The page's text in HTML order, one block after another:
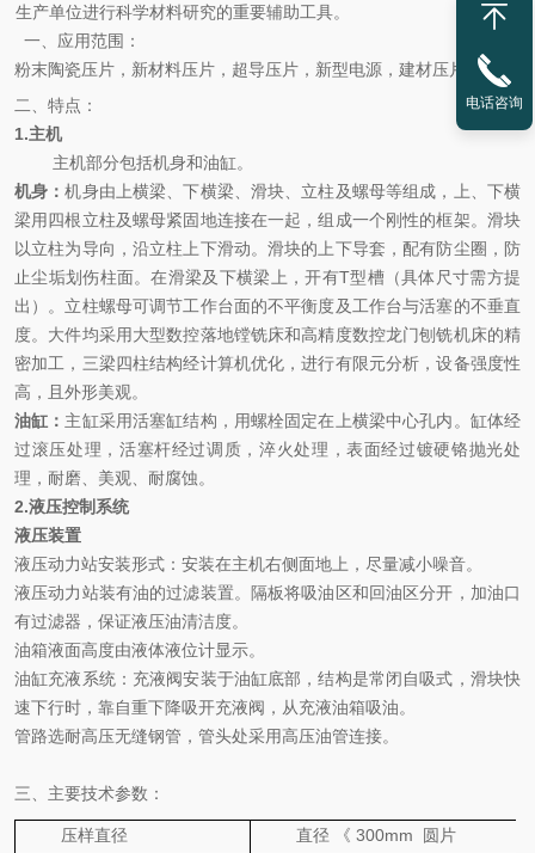
生产单位进行科学材料研究的重要辅助工具。
一、应用范围：
粉末陶瓷压片，新材料压片，超导压片，新型电源，建材压片
二、特点：
1.主机
主机部分包括机身和油缸。
机身 ：机身由上横梁、下横梁、滑块、立柱及螺母等组成，上、下横
梁用四根立柱及螺母紧固地连接在一起，组成一个刚性的框架。滑块
以立柱为导向，沿立柱上下滑动。滑块的上下导套，配有防尘圈，防
止尘垢划伤柱面。在滑梁及下横梁上，开有T型槽（具体尺寸需方提
出）。立柱螺母可调节工作台面的不平衡度及工作台与活塞的不垂直
度。 大件均采用大型数控落地镗铣床和高精度数控龙门刨铣机床的精
密加工，三梁四柱结构经计算机优化，进行有限元分析，设备强度性
高，且外形美观。
油缸 ： 主缸采用活塞缸结构，用螺栓固定在上横梁中心孔内。 缸体经
过滚压处理，活塞杆经过调质，淬火处理，表面经过镀硬铬抛光处
理，耐磨、美观、耐腐蚀。
2.液压控制系统
液压装置
液压动力站安装形式：安装在主机右侧面地上，尽量减小噪音。
液压动力站装有油的过滤装置。隔板将吸油区和回油区分开，加油口
有过滤器，保证液压油清洁度。
油箱液面高度由液体液位计显示。
油缸充液系统：充液阀安装于油缸底部，结构是常闭自吸式，滑块快
速下行时，靠自重下降吸开充液阀，从充液油箱吸油。
管路选耐高压无缝钢管，管头处采用高压油管连接。
三、主要技术参数：
压样直径 直径 《 300mm 圆片
电话咨询